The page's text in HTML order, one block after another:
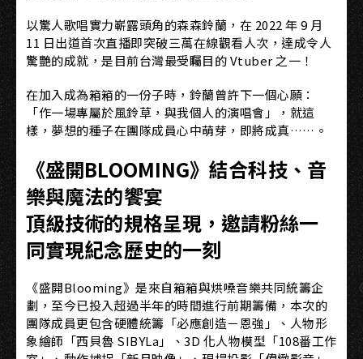
以驚人歌唱實力嶄露頭角的森森鈴蘭，在 2022 年 9 月
11 日出道首次直播即突破三萬在線觀看人次，達成令人
驚艷的成就，是目前台灣最受矚目的 Vtuber 之一！
在加入成為箱箱的一份子時，鈴蘭曾許下一個心願：
「作一場專屬於風鈴草，與我個人的演唱會」，就這
樣，夢想的種子在團隊成員心中萌芽，即將成真……。
《盛開BLOOMING》結合科技、音
樂與魔法的饗宴
頂級技術的規格呈現，邀請粉絲一
同實現紀念歷史的一刻
《盛開Blooming》是來自箱箱與烘嗓音樂共同統籌企
劃，至今已投入超過半年的時間進行前期籌備，本次的
團隊成員更包含硬體統籌「必應創造－恩強」、人物形
象繪師「西貝魯 SIBYLa」、3D 化人物模型「108番工作